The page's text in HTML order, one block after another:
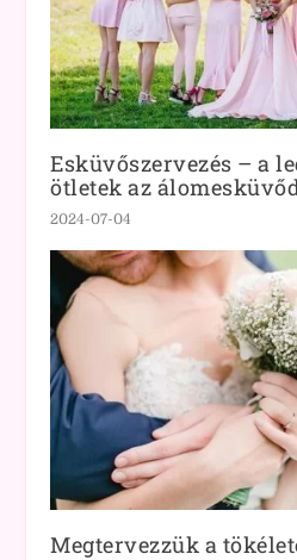
Esküvőszervezés – a
ötletek az
2024-07-04
Megtervezzük a